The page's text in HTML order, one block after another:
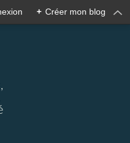
+ Créer mon blog